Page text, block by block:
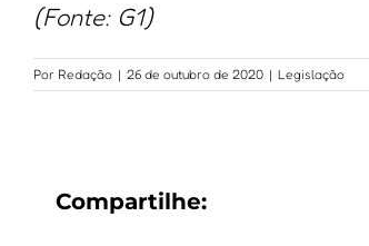
(Fonte: G1)
Por Redação | 26 de outubro de 2020 | Legislação
Compartilhe: